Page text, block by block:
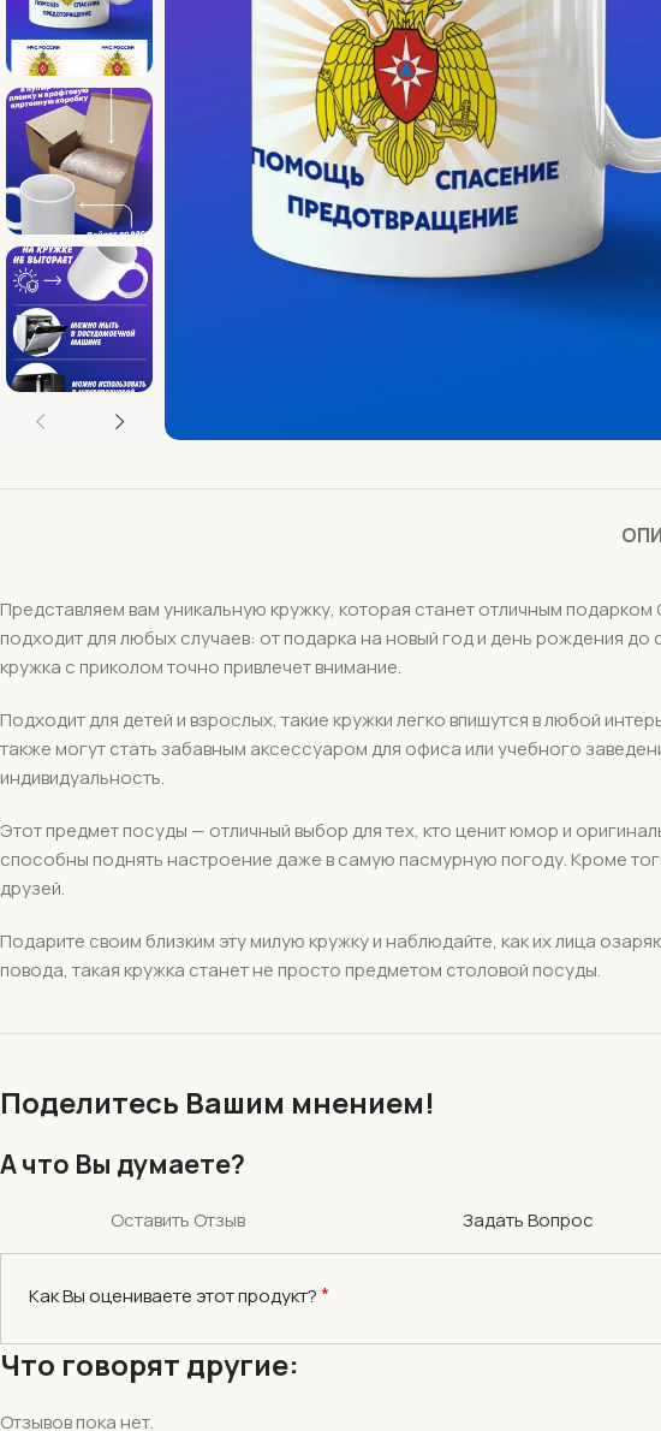
Представляем вам уникальную кружку, которая станет отличным
подходит для любых случаев: от подарка на новый год и день рождения
кружка с приколом точно привлечет внимание.
Подходит для детей и взрослых, такие кружки легко впишутся в любой
также могут стать забавным аксессуаром для офиса или учебного
индивидуальность.
Этот предмет посуды — отличный выбор для тех, кто ценит юмор и
способны поднять настроение даже в самую пасмурную погоду. Кроме
друзей.
Подарите своим близким эту милую кружку и наблюдайте, как их лица
повода, такая кружка станет не просто предметом столовой посуды.
Поделитесь Вашим мнением!
А что Вы думаете?
Оставить Отзыв Задать Вопрос
Как Вы оцениваете этот продукт?*
Что говорят другие:
Отзывов пока нет.